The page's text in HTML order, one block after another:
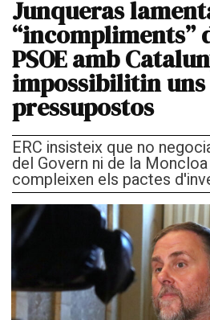
Junqueras
“incompliments”
PSOE amb
impossibilitin uns
pressupostos
ERC insisteix que no
del Govern ni de la
compleixen els pactes